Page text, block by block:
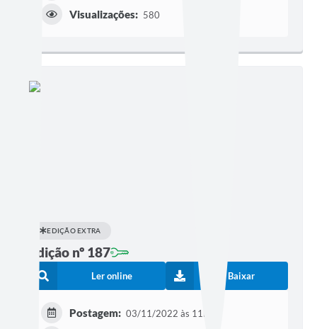
Visualizações: 580
EDIÇÃO EXTRA
Edição nº 187
Ler online Baixar
Postagem: 03/11/2022 às 11h07